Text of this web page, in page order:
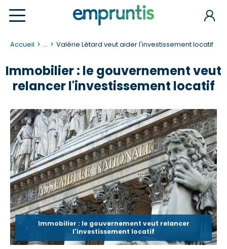
Accueil ... Valérie Létard veut aider l'investissement locatif
Immobilier : le gouvernement veut
relancer l'investissement locatif
Immobilier : le gouvernement veut relancer
l'investissement locatif